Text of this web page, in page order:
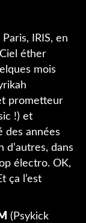
IRIS, en
éther
mois
prometteur
!) et
des années
dans
électro. OK,
ça l’est
(Psykick